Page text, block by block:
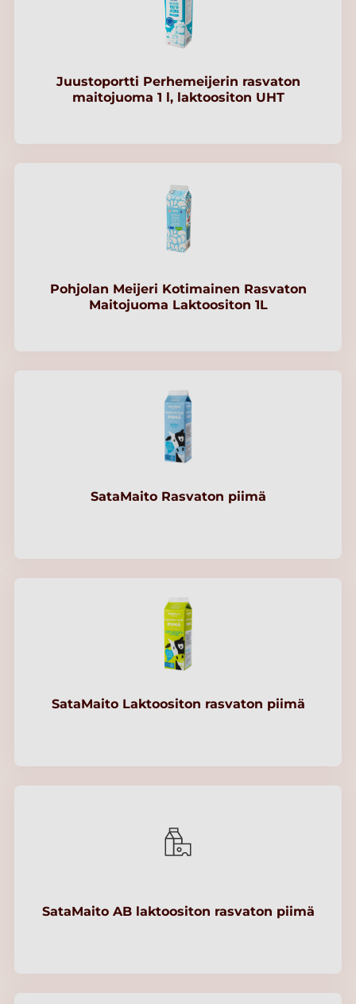
Juustoportti Perhemeijerin rasvaton
maitojuoma 1 l, laktoositon UHT
Pohjolan Meijeri Kotimainen Rasvaton
Maitojuoma Laktoositon 1L
SataMaito Rasvaton piimä
SataMaito Laktoositon rasvaton piimä
SataMaito AB laktoositon rasvaton piimä